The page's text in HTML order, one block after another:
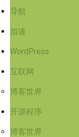
导航
加速
WordPress
互联网
博客世界
开源程序
博客世界